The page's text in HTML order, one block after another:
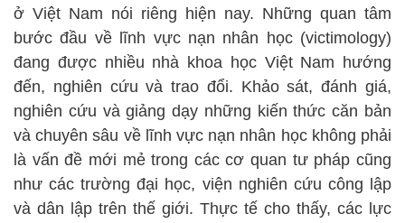
ở Việt Nam nói riêng hiện nay. Những quan tâm
bước đầu về lĩnh vực nạn nhân học (victimology)
đang được nhiều nhà khoa học Việt Nam hướng
đến, nghiên cứu và trao đổi. Khảo sát, đánh giá,
nghiên cứu và giảng dạy những kiến thức căn bản
và chuyên sâu về lĩnh vực nạn nhân học không phải
là vấn đề mới mẻ trong các cơ quan tư pháp cũng
như các trường đại học, viện nghiên cứu công lập
và dân lập trên thế giới. Thực tế cho thấy, các lực